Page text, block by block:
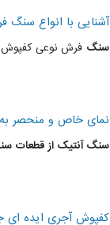
آشنایی با انواع
سنگ فرش نوعی کفپوش
نمای خاص و منحصر
سنگ آنتیک از قطعات
کفپوش آجری ایده ای